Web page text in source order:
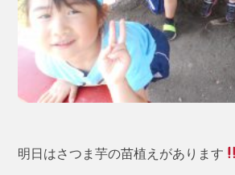
明日はさつま芋の苗植えがあります